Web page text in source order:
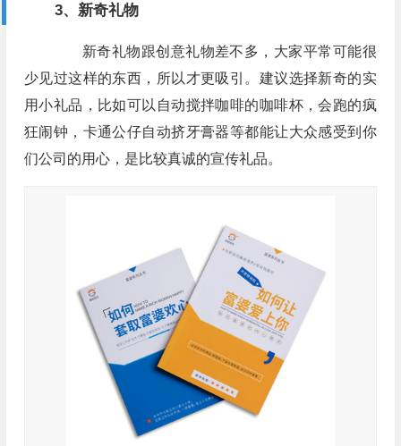
3、新奇礼物
新奇礼物跟创意礼物差不多，大家平常可能很
少见过这样的东西，所以才更吸引。建议选择新奇的实
用小礼品，比如可以自动搅拌咖啡的咖啡杯，会跑的疯
狂闹钟，卡通公仔自动挤牙膏器等都能让大众感受到你
们公司的用心，是比较真诚的宣传礼品。